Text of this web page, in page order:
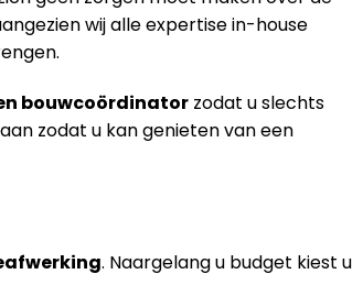
wij alle expertise in-house
bouwcoördinator zodat u slechts
zodat u kan genieten van een
. Naargelang u budget kiest u